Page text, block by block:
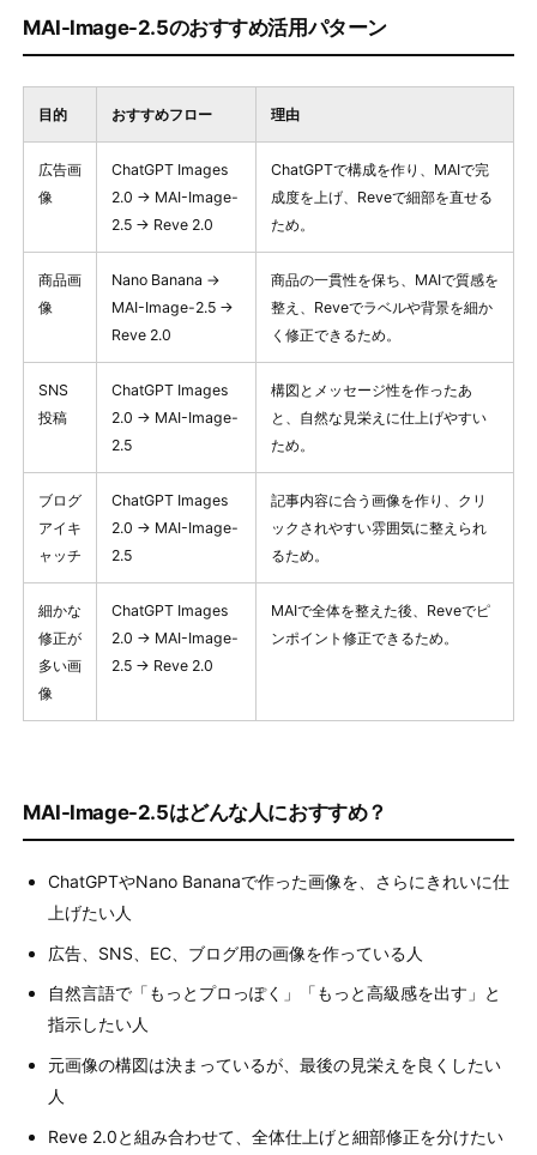
MAI-Image-2.5のおすすめ活用パターン
目的 おすすめフロー 理由
広告画
像
ChatGPT Images
2.0 → MAI-Image-
2.5 → Reve 2.0
ChatGPTで構成を作り、MAIで完
成度を上げ、Reveで細部を直せる
ため。
商品画
像
Nano Banana →
MAI-Image-2.5 →
Reve 2.0
商品の一貫性を保ち、MAIで質感を
整え、Reveでラベルや背景を細か
く修正できるため。
SNS
投稿
ChatGPT Images
2.0 → MAI-Image-
2.5
構図とメッセージ性を作ったあ
と、自然な見栄えに仕上げやすい
ため。
ブログ
アイキ
ャッチ
ChatGPT Images
2.0 → MAI-Image-
2.5
記事内容に合う画像を作り、クリ
ックされやすい雰囲気に整えられ
るため。
細かな
修正が
多い画
像
ChatGPT Images
2.0 → MAI-Image-
2.5 → Reve 2.0
MAIで全体を整えた後、Reveでピ
ンポイント修正できるため。
MAI-Image-2.5はどんな人におすすめ？
ChatGPTやNano Bananaで作った画像を、さらにきれいに仕
上げたい人
広告、SNS、EC、ブログ用の画像を作っている人
自然言語で「もっとプロっぽく」「もっと高級感を出す」と
指示したい人
元画像の構図は決まっているが、最後の見栄えを良くしたい
人
Reve 2.0と組み合わせて、全体仕上げと細部修正を分けたい